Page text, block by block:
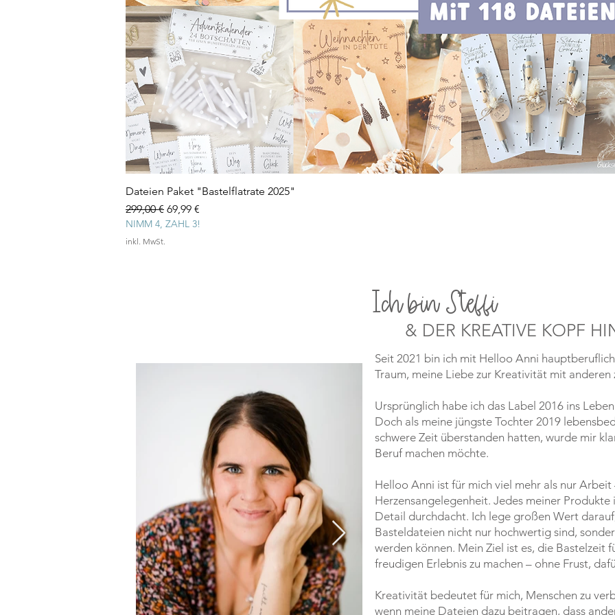
Dateien Paket "Bastelflatrate 2025"
Standardpreis
299,00 € Sale-Preis
69,99 €
NIMM 4, ZAHL 3!
inkl. MwSt.
Ich bin Steffi
& DER KREATIVE KOPF
Seit 2021 bin ich mit Helloo Anni
Traum, meine Liebe zur Kreativität mit anderen
Ursprünglich habe ich das Label 2016 ins
Doch als meine jüngste Tochter 2019
schwere Zeit überstanden hatten, wurde mir
Beruf machen möchte.
Helloo Anni ist für mich viel mehr als nur Arbeit
Herzensangelegenheit. Jedes meiner
Detail durchdacht. Ich lege großen Wert
Basteldateien nicht nur hochwertig sind,
werden können. Mein Ziel ist es, die Bastelzeit
freudigen Erlebnis zu machen – ohne Frust,
Kreativität bedeutet für mich, Menschen zu
wenn meine Dateien dazu beitragen, dass